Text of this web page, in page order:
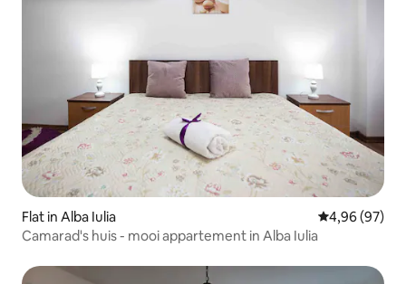
Flat in Alba Iulia Gemiddelde
4,96 (97)
Camarad's huis - mooi appartement in Alba Iulia